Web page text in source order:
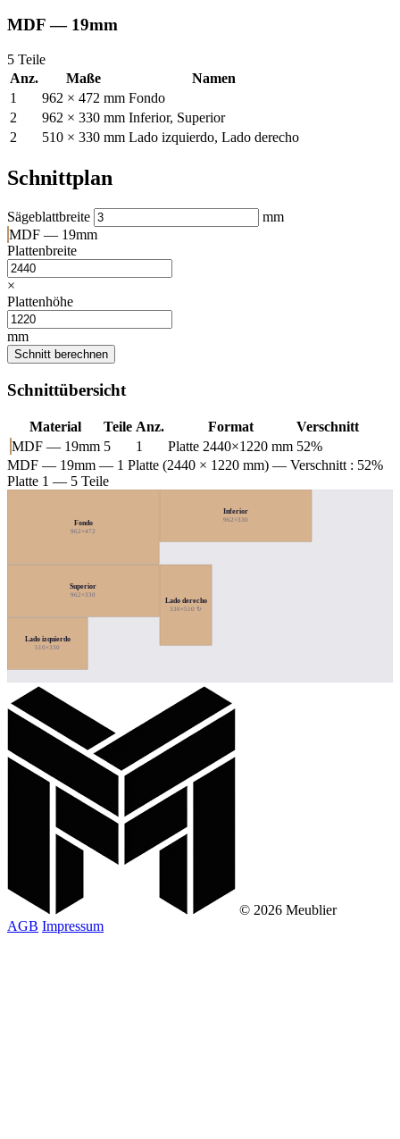
MDF — 19mm
5 Teile
Anz.
Maße
Namen
1
962 × 472 mm Fondo
2
962 × 330 mm Inferior, Superior
2
510 × 330 mm Lado izquierdo, Lado derecho
Schnittplan
Sägeblattbreite
mm
MDF — 19mm
Plattenbreite
×
Plattenhöhe
mm
Schnitt berechnen
Schnittübersicht
Material Teile Anz. Format
Verschnitt
MDF — 19mm 5 1 Platte 2440×1220 mm 52%
MDF — 19mm — 1 Platte (2440 × 1220 mm) — Verschnitt : 52%
Platte 1 — 5 Teile
Fondo
962×472
Inferior
962×330
Superior
962×330
Lado izquierdo
510×330
Lado derecho
330×510 ↻
© 2026 Meublier
AGB Impressum